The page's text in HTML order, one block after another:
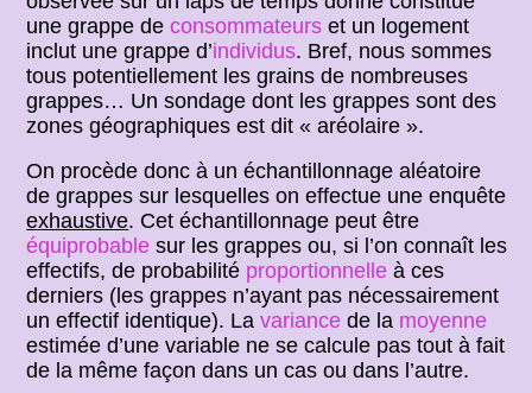
une grappe deconsommateurs et un logement
inclut une grappe d’individus. Bref, nous sommes
tous potentiellement les grains de nombreuses
grappes… Un sondage dont les grappes sont des
zones géographiques est dit « aréolaire ».
On procède donc à un échantillonnage aléatoire
de grappes sur lesquelles on effectue une enquête
exhaustive. Cet échantillonnage peut être
équiprobable sur les grappes ou, si l’on connaît les
effectifs, de probabilité proportionnelle à ces
derniers (les grappes n’ayant pas nécessairement
un effectif identique). Lavariance de la moyenne
estimée d’une variable ne se calcule pas tout à fait
de la même façon dans un cas ou dans l’autre.